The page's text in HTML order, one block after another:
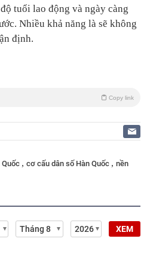
tuổi lao động và ngày càng
Nhiều khả năng là sẽ không
định.
Copy link
Quốc , cơ cấu dân số Hàn Quốc , nền
XEM